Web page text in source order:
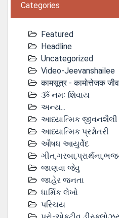
Categories
Featured
Headline
Uncategorized
Video-Jeevanshailee
कामसूत्र - कामोत्तेजक
ૐ નમઃ શિવાય
અન્ય...
આધ્યાત્મિક જીવનશૈલી
આધ્યાત્મિક પ્રશ્નોતરી
ઔષધ આયુર્વેદ
જાણવા જેવુ
જાહેર જનતા
ધાર્મિક લેખો
પરિચય